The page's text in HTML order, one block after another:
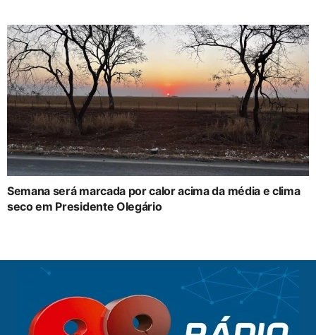
Semana será marcada por calor acima da média e clima
seco em Presidente Olegário